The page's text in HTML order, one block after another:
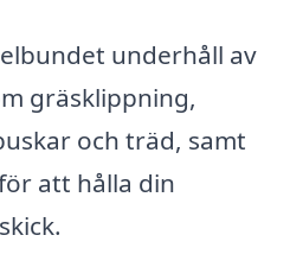
underhåll av
gräsklippning,
och träd, samt
att hålla din